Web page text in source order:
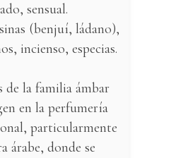
sensual.
(benjuí, ládano),
incienso, especias.
de la familia ámbar
en la perfumería
particularmente
árabe, donde se